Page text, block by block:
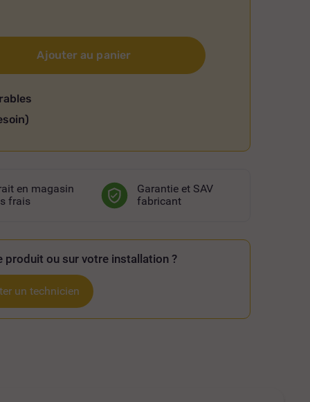
Ajouter au panier
en magasin
frais
Garantie et SAV
fabricant
produit ou sur votre installation ?
un technicien